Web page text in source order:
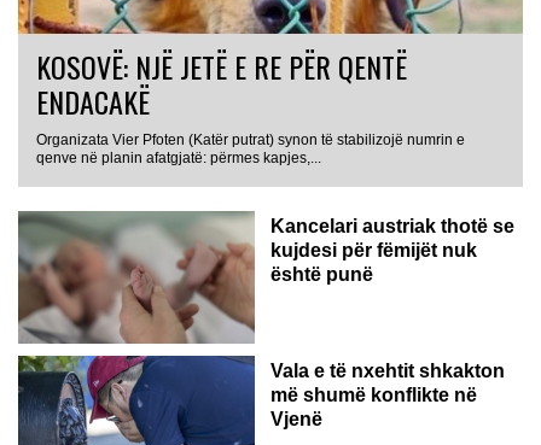
KOSOVË: NJË JETË E RE PËR QENTË
ENDACAKË
Organizata Vier Pfoten (Katër putrat) synon të stabilizojë numrin e
qenve në planin afatgjatë: përmes kapjes,...
Kancelari austriak thotë se
kujdesi për fëmijët nuk
është punë
Vala e të nxehtit shkakton
më shumë konflikte në
Vjenë